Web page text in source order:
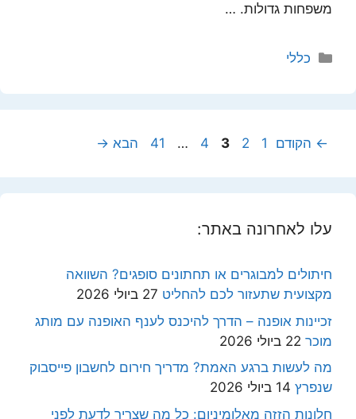
משפחות גדולות. …
קטגוריות
כללי
← הקודם עמוד
1 עמוד
2 עמוד
3 עמוד
4
… עמוד
41 הבא →
עלו לאחרונה באתר:
חיתולים למבוגרים או תחתונים סופגים? השוואה
מקצועית שתעזור לכם להחליט 27 ביולי 2026
זכיינות אופנה – הדרך להיכנס לענף האופנה עם מותג
מוכר 22 ביולי 2026
מה לעשות ברגע האמת? מדריך חירום לחשבון פייסבוק
שנפרץ 14 ביולי 2026
חלונות הזזה מאלומיניום: כל מה שצריך לדעת לפני